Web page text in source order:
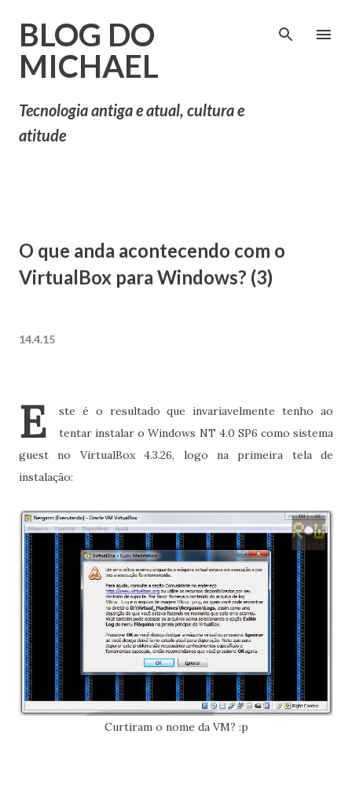
BLOG DO
MICHAEL
Tecnologia antiga e atual, cultura e
atitude
O que anda acontecendo com o
VirtualBox para Windows? (3)
14.4.15
E
ste é o resultado que invariavelmente tenho ao
tentar instalar o Windows NT 4.0 SP6 como sistema
guest no VirtualBox 4.3.26, logo na primeira tela de
instalação:
Curtiram o nome da VM? :p